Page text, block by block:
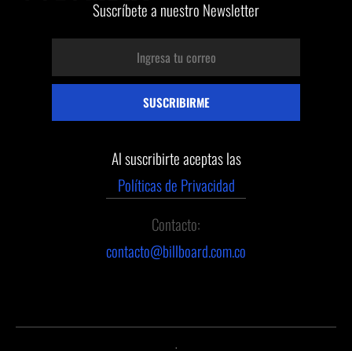
Suscríbete a nuestro Newsletter
Al suscribirte aceptas las
Políticas de Privacidad
Contacto:
contacto@billboard.com.co
.